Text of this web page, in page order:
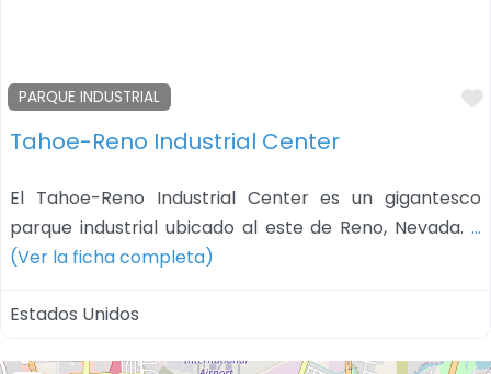
PARQUE INDUSTRIAL
Tahoe-Reno Industrial Center
El Tahoe-Reno Industrial Center es un gigantesco
parque industrial ubicado al este de Reno, Nevada. …
(Ver la ficha completa)
Estados Unidos